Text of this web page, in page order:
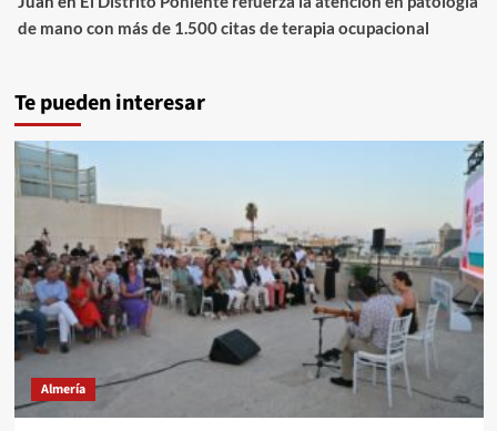
de mano con más de 1.500 citas de terapia ocupacional
Te pueden interesar
Almería